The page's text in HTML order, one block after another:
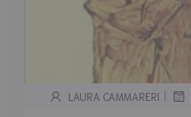
LAURA CAMMARERI |